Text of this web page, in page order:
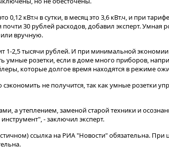
0,12 кВт.ч в сутки, в месяц это 3,6 кВт.ч, и при
30 рублей расходов, добавил эксперт. Умная
вручную.
1-2,5 тысячи рублей. И при минимальной экономии
умные розетки, если в доме много приборов,
которые долгое время находятся в режиме
не получится, так как умные розетки
а утеплением, заменой старой техники и
- заключил эксперт.
ссылка на РИА "Новости" обязательна. При